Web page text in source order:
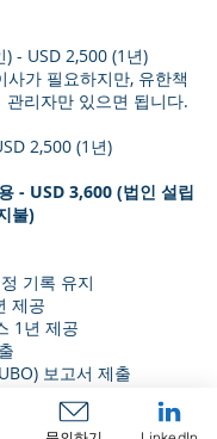
- USD 2,500 (1년)
가 필요하지만, 유한책
관리자만 있으면 됩니다.
2,500 (1년)
- USD 3,600 (법인 설립
불)
기록 유지
제공
1년 제공
보고서 제출